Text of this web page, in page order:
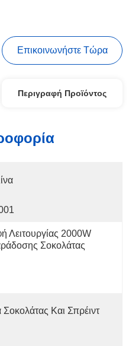
Επικοινωνήστε Τώρα
Περιγραφή Προϊόντος
Λειτουργίας 2000W
Σοκολάτας
Και Σπρέιντ